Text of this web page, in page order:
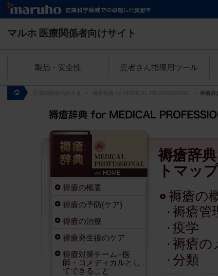
マルホ 医療関係者向けサイト
製品・安全性 患者さん指導用ツール
医療関係者の皆さま 褥瘡辞典 for MEDICAL PROFESSIONAL 褥瘡辞
褥瘡の概要
褥瘡の予防(ケア)
褥瘡の治療
褥瘡発生後のケア
褥瘡対策チーム─医
師・コメディカルとし
てできること
褥瘡辞
トマップ
褥瘡の
褥瘡管
疫学
褥瘡の
分類